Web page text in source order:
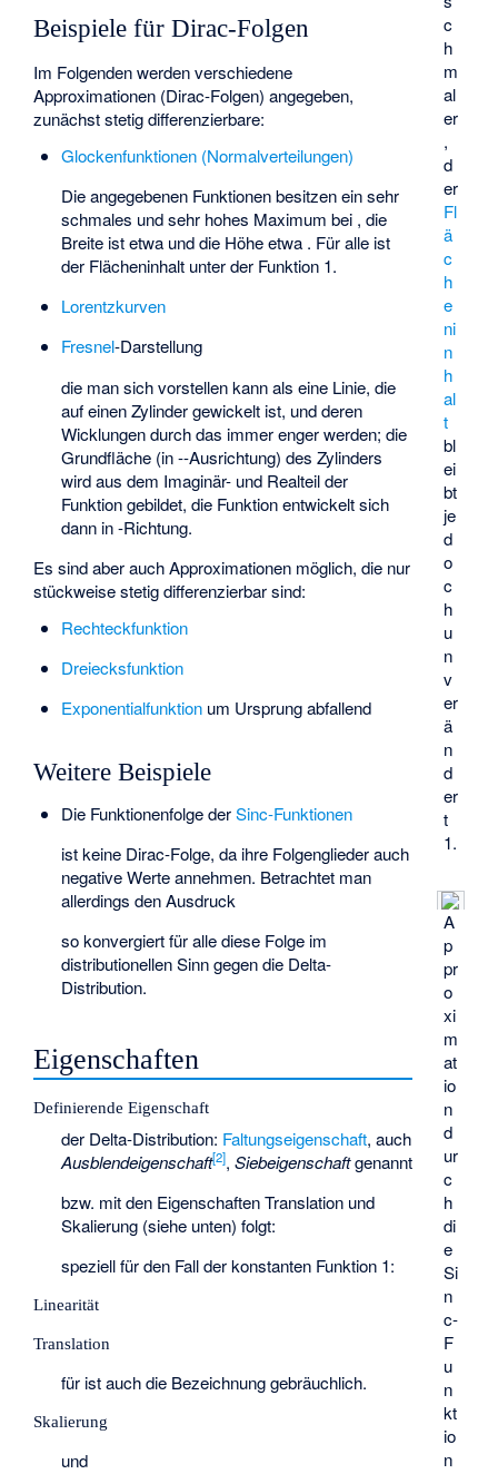
c
h
m
al
er
,
d
er
Fl
ä
c
h
e
ni
n
h
al
t
bl
ei
bt
je
d
o
c
h
u
n
v
er
ä
n
d
er
t
1.
Beispiele für Dirac-Folgen
Im Folgenden werden verschiedene
Approximationen (Dirac-Folgen)angegeben,
zunächst stetig differenzierbare:
Glockenfunktionen (Normalverteilungen)
Die angegebenen Funktionen besitzen ein sehr
schmales und sehr hohes Maximum bei , die
Breite ist etwa und die Höhe etwa . Für alle ist
der Flächeninhalt unter der Funktion 1.
Lorentzkurven
Fresnel-Darstellung
die man sich vorstellen kann als eine Linie, die
auf einen Zylinder gewickelt ist, und deren
Wicklungen durch das immer enger werden; die
Grundfläche (in--Ausrichtung) des Zylinders
wird aus dem Imaginär- und Realteil der
Funktion gebildet, die Funktion entwickelt sich
dann in-Richtung.
Es sind aber auch Approximationen möglich, die nur
stückweise stetig differenzierbar sind:
Rechteckfunktion
Dreiecksfunktion
Exponentialfunktionum Ursprung abfallend
Weitere Beispiele
A
p
pr
o
xi
m
at
io
n
d
ur
c
h
di
e
Si
n
c-
F
u
n
kt
io
n
Die Funktionenfolge derSinc-Funktionen
ist keine Dirac-Folge, da ihre Folgenglieder auch
negative Werte annehmen. Betrachtet man
allerdings den Ausdruck
so konvergiert für allediese Folge im
distributionellen Sinn gegen die Delta-
Distribution.
Eigenschaften
Definierende Eigenschaft
der Delta-Distribution: Faltungseigenschaft, auch
Ausblendeigenschaft[2], Siebeigenschaftgenannt
bzw. mit den Eigenschaften Translation und
Skalierung (siehe unten) folgt:
speziell für den Fall der konstanten Funktion 1:
Linearität
Translation
für ist auch die Bezeichnunggebräuchlich.
Skalierung
und